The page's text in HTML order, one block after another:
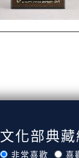
文化部典
非常喜歡 喜